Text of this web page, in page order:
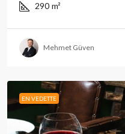
290 m²
Mehmet Güven
EN VEDETTE